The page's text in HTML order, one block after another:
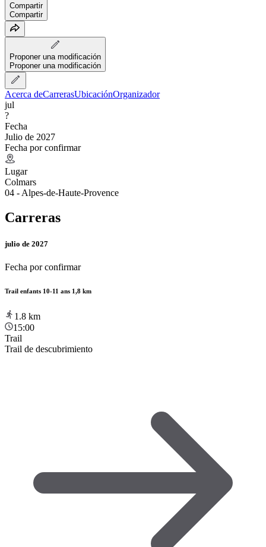
Compartir
Compartir
Proponer una modificación
Proponer una modificación
Acerca deCarrerasUbicaciónOrganizador
jul
?
Fecha
Julio de 2027
Fecha por confirmar
Lugar
Colmars
04 - Alpes-de-Haute-Provence
Carreras
julio de 2027
Fecha por confirmar
Trail enfants 10-11 ans 1,8 km
1.8 km
15:00
Trail
Trail de descubrimiento